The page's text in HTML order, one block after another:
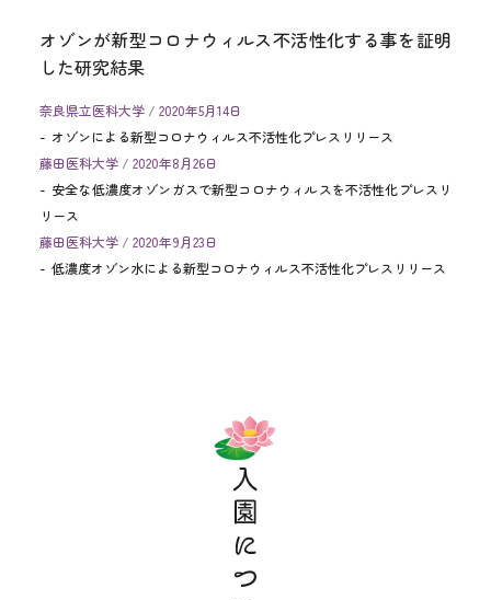
オゾンが新型コロナウィルス不活性化する事を証明
した研究結果
奈良県立医科大学 / 2020年5月14日
オゾンによる新型コロナウィルス不活性化プレスリリース
藤田医科大学 / 2020年8月26日
安全な低濃度オゾンガスで新型コロナウィルスを不活性化プレスリ
リース
藤田医科大学 / 2020年9月23日
低濃度オゾン水による新型コロナウィルス不活性化プレスリリース